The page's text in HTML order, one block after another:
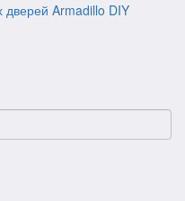
дверей Armadillo DIY